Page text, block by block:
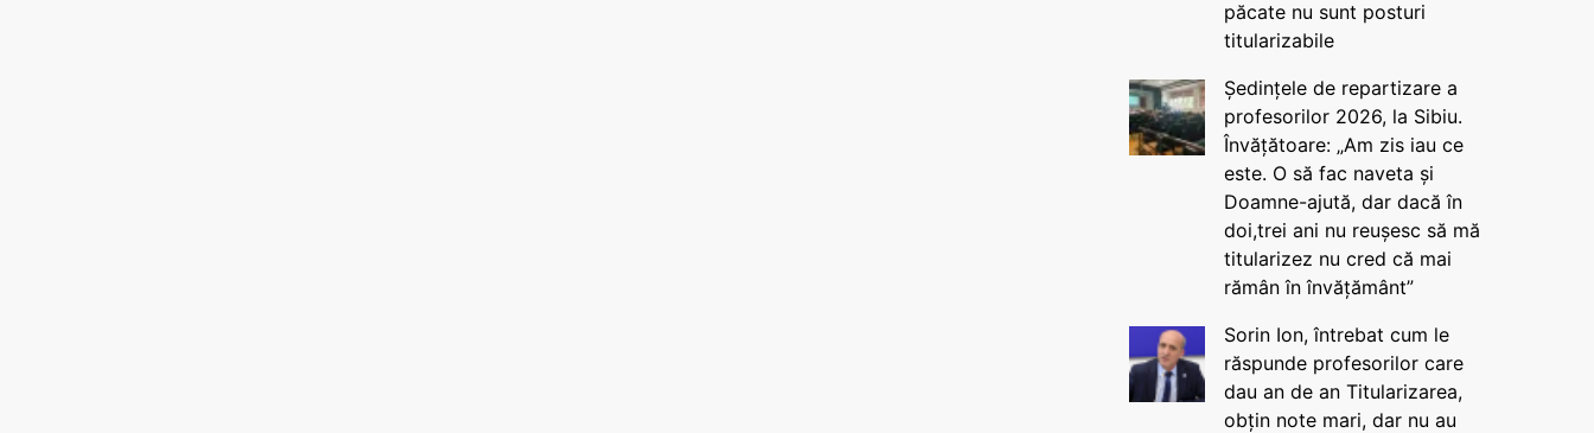
păcate nu sunt posturi
titularizabile
Ședințele de repartizare a
profesorilor 2026, la Sibiu.
Învățătoare: „Am zis iau ce
este. O să fac naveta și
Doamne-ajută, dar dacă în
doi,trei ani nu reușesc să mă
titularizez nu cred că mai
rămân în învățământ”
Sorin Ion, întrebat cum le
răspunde profesorilor care
dau an de an Titularizarea,
obțin note mari, dar nu au